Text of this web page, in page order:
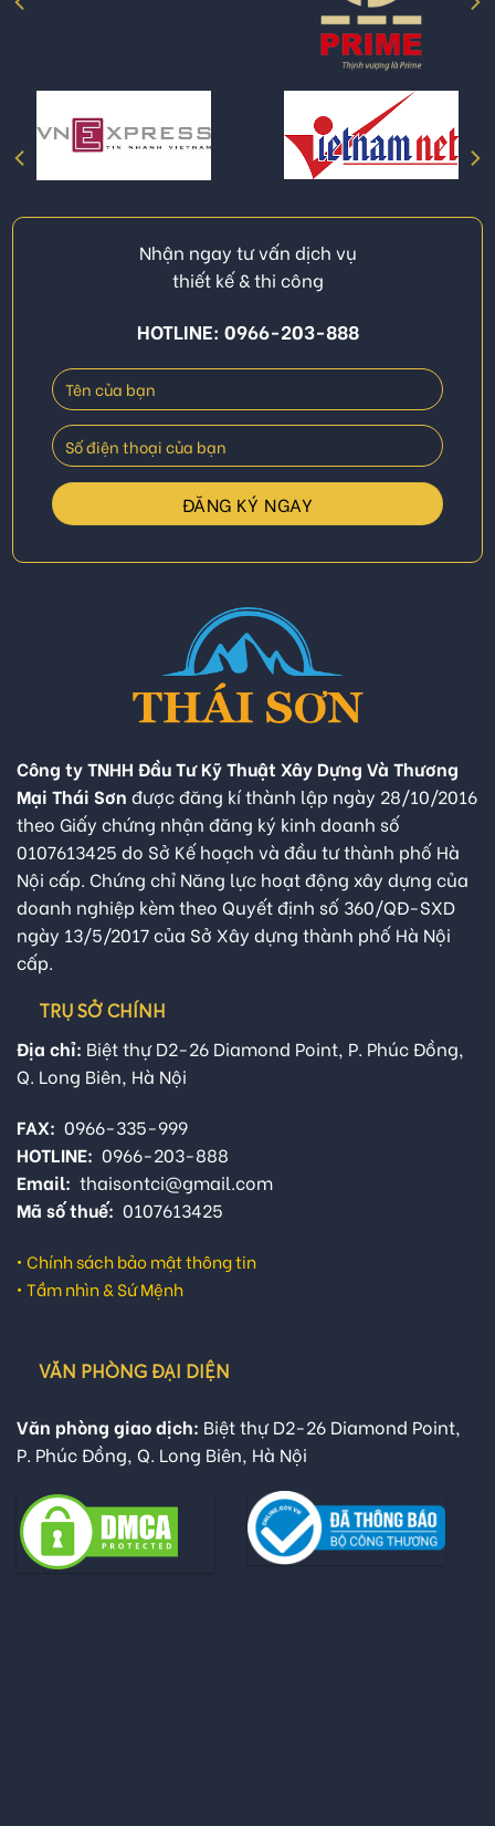
Nhận ngay tư vấn dịch vụ
thiết kế & thi công
HOTLINE: 0966-203-888
Công ty TNHH Đầu Tư Kỹ Thuật Xây Dựng Và Thương
Mại Thái Sơn được đăng kí thành lập ngày 28/10/2016
theo Giấy chứng nhận đăng ký kinh doanh số
0107613425 do Sở Kế hoạch và đầu tư thành phố Hà
Nội cấp. Chứng chỉ Năng lực hoạt động xây dựng của
doanh nghiệp kèm theo Quyết định số 360/QĐ-SXD
ngày 13/5/2017 của Sở Xây dựng thành phố Hà Nội
cấp.
TRỤ SỞ CHÍNH
Địa chỉ: Biệt thự D2-26 Diamond Point, P. Phúc Đồng,
Q. Long Biên, Hà Nội
FAX: 0966-335-999
HOTLINE: 0966-203-888
Email: thaisontci@gmail.com
Mã số thuế: 0107613425
• Chính sách bảo mật thông tin
• Tầm nhìn & Sứ Mệnh
VĂN PHÒNG ĐẠI DIỆN
Văn phòng giao dịch: Biệt thự D2-26 Diamond Point,
P. Phúc Đồng, Q. Long Biên, Hà Nội